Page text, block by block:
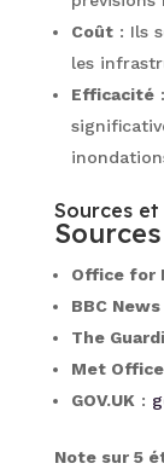
Coût: Ils
les
Efficacité:
Sources
Office for
BBC News
The
Met Office
GOV.UK :
Note sur 5